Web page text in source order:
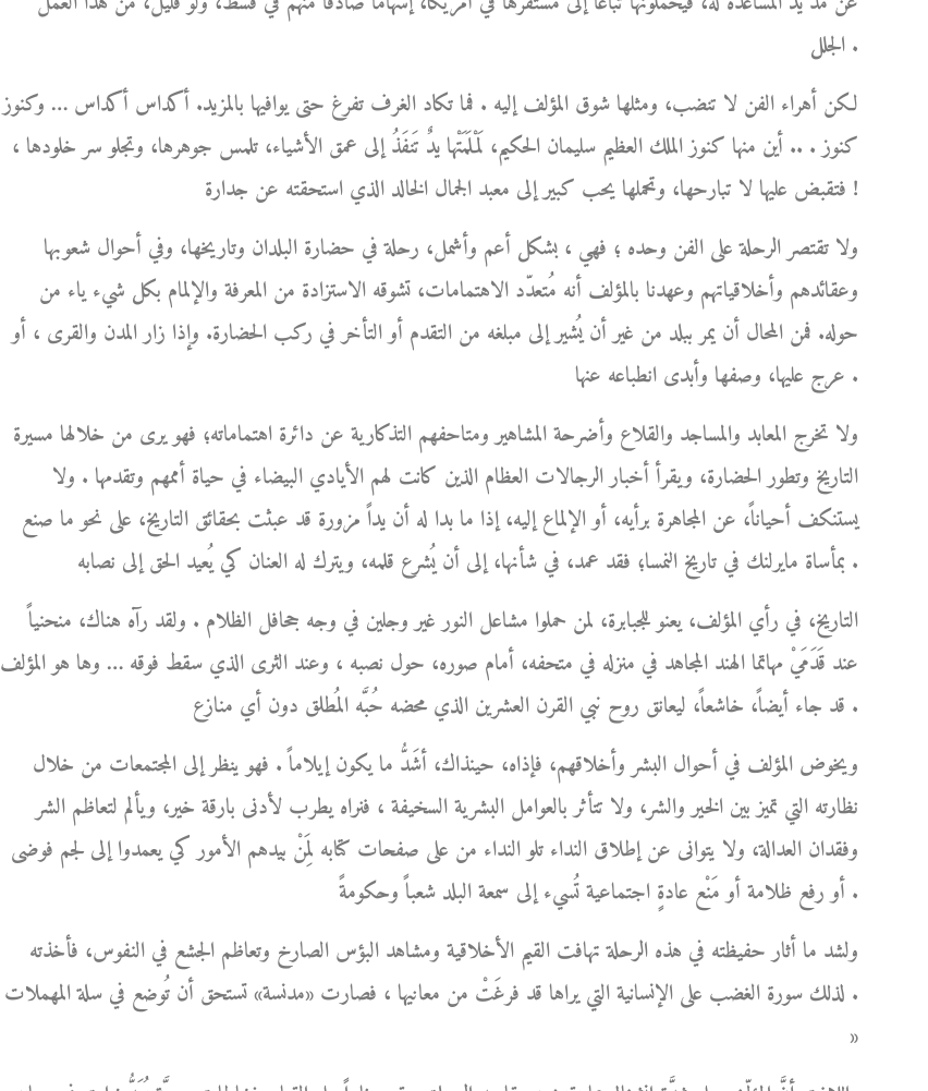
الجلل .
لكن أهراء الفن لا تنضب، ومثلها شوق المؤلف إليه . فما تكاد الغرف تفرغ حتى يوافيها بالمزيد. أكداس أكداس … وكنوز
كنوز . .. أين منها كنوز الملك العظيم سليمان الحكيم، لَمْلَمَتْها يدٌ تَنفَذُ إلى عمق الأشياء، تلمس جوهرها، وتجلو سر خلودها ،
فتقبض عليها لا تبارحها، وتحملها يحب كبير إلى معبد الجمال الخالد الذي استحقته عن جدارة !
ولا تقتصر الرحلة على الفن وحده ؛ فهي ، بشكل أعم وأشمل، رحلة في حضارة البلدان وتاريخها، وفي أحوال شعوبها
وعقائدهم وأخلاقياتهم وعهدنا بالمؤلف أنه مُتعدّد الاهتمامات، تشوقه الاستزادة من المعرفة والإلمام بكل شيء ياء من
حوله. فمن المحال أن يمر ببلد من غير أن يُشير إلى مبلغه من التقدم أو التأخر في ركب الحضارة. وإذا زار المدن والقرى ، أو
عرج عليها، وصفها وأبدى انطباعه عنها .
ولا تخرج المعابد والمساجد والقلاع وأضرحة المشاهير ومتاحفهم التذكارية عن دائرة اهتماماته؛ فهو يرى من خلالها مسيرة
التاريخ وتطور الحضارة، ويقرأ أخبار الرجالات العظام الذين كانت لهم الأيادي البيضاء في حياة أممهم وتقدمها . ولا
يستنكف أحياناً، عن المجاهرة برأيه، أو الإلماع إليه، إذا ما بدا له أن يداً مزورة قد عبثت بحقائق التاريخ، على نحو ما صنع
بمأساة مايرلنك في تاريخ النمسا؛ فقد عمد، في شأنها، إلى أن يُشرع قلمه، ويترك له العنان كي يُعيد الحق إلى نصابه .
التاريخ، في رأي المؤلف، يعنو للجبابرة، لمن حملوا مشاعل النور غير وجلين في وجه جحافل الظلام . ولقد رآه هناك، منحنياً
عند قَدَمَيْ مهاتما الهند المجاهد في منزله في متحفه، أمام صوره، حول نصبه ، وعند الثرى الذي سقط فوقه … وها هو المؤلف
قد جاء أيضاً، خاشعاً، ليعانق روح نبي القرن العشرين الذي محضه حُبَّه المُطلق دون أي منازع .
ويخوض المؤلف في أحوال البشر وأخلاقهم، فإذاه، حينذاك، أشَدُّ ما يكون إيلاماً . فهو ينظر إلى المجتمعات من خلال
نظارته التي تميز بين الخير والشر، ولا تتأثر بالعوامل البشرية السخيفة ، فنراه يطرب لأدنى بارقة خير، ويألم لتعاظم الشر
وفقدان العدالة، ولا يتوانى عن إطلاق النداء تلو النداء من على صفحات كتابه لِمَنْ بيدهم الأمور كي يعمدوا إلى لجم فوضى
أو رفع ظلامة أو مَنْع عادةٍ اجتماعية تُسيء إلى سمعة البلد شعباً وحكومةً .
ولشد ما أثار حفيظته في هذه الرحلة تهافت القيم الأخلاقية ومشاهد البؤس الصارخ وتعاظم الجشع في النفوس، فأخذته
لذلك سورة الغضب على الإنسانية التي يراها قد فرغَتْ من معانيها ، فصارت «مدنسة» تستحق أن تُوضع في سلة المهملات .
»